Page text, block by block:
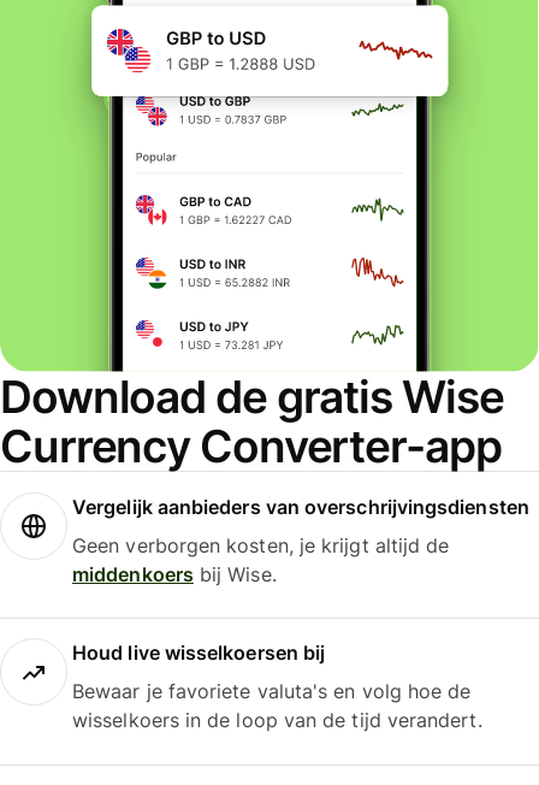
Download de gratis Wise
Currency Converter-app
Vergelijk aanbieders van overschrijvingsdiensten
Geen verborgen kosten, je krijgt altijd de
middenkoersbij Wise.
Houd live wisselkoersen bij
Bewaar je favoriete valuta's en volg hoe de
wisselkoers in de loop van de tijd verandert.